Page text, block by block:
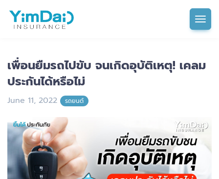
เพื่อนยืมรถไปขับ จนเกิดอุบัติเหตุ! เคลม
ประกันได้หรือไม่
June 11, 2022 รถยนต์